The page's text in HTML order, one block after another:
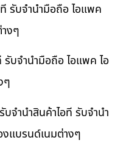
รับจำนำมือถือ ไอแพค
งๆ
รับจำนำมือถือ ไอแพค ไอ
ๆ
จำนำสินค้าไอที รับจำนำ
แบรนด์เนมต่างๆ